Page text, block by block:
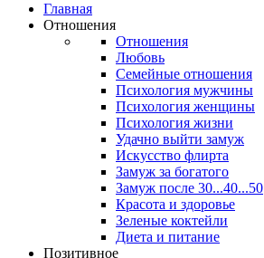
Главная
Отношения
Отношения
Любовь
Семейные отношения
Психология мужчины
Психология женщины
Психология жизни
Удачно выйти замуж
Искусство флирта
Замуж за богатого
Замуж после 30...40...50
Красота и здоровье
Зеленые коктейли
Диета и питание
Позитивное